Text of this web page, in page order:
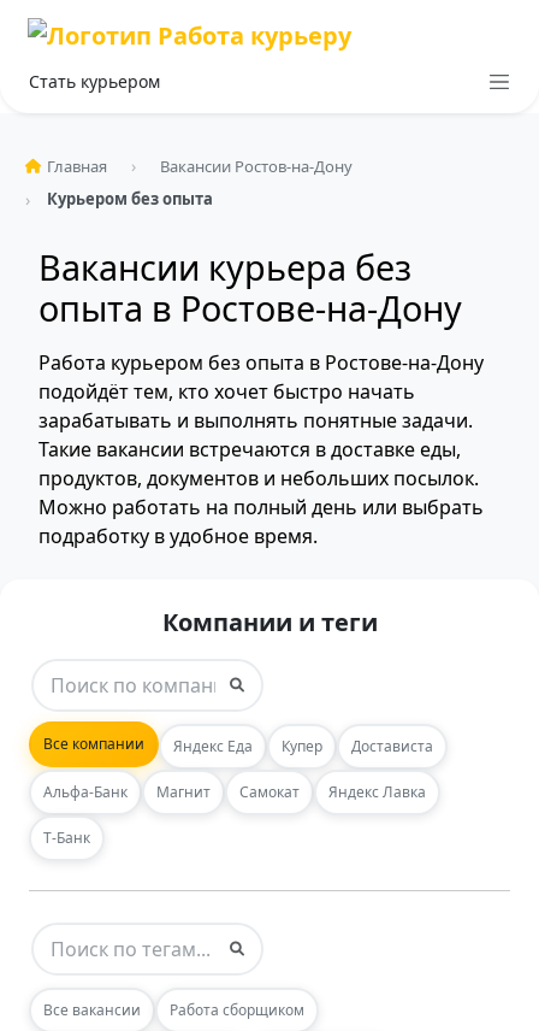
Стать курьером
Главная
Вакансии Ростов-на-Дону
Курьером без опыта
Вакансии курьера без
опыта в Ростове-на-Дону
Работа курьером без опыта в Ростове-на-Дону
подойдёт тем, кто хочет быстро начать
зарабатывать и выполнять понятные задачи.
Такие вакансии встречаются в доставке еды,
продуктов, документов и небольших посылок.
Можно работать на полный день или выбрать
подработку в удобное время.
Компании и теги
Все компании Яндекс Еда Купер Достависта
Альфа-Банк Магнит Самокат Яндекс Лавка
Т-Банк
Все вакансии Работа сборщиком